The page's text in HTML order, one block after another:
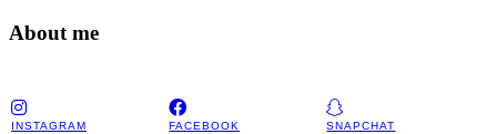
About me
INSTAGRAM FACEBOOK SNAPCHAT